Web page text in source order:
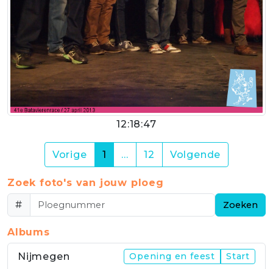
12:18:47
Vorige 1 (current)
… 12 Volgende
Zoek foto's van jouw ploeg
#
Zoeken
Albums
Nijmegen Opening en feest Start